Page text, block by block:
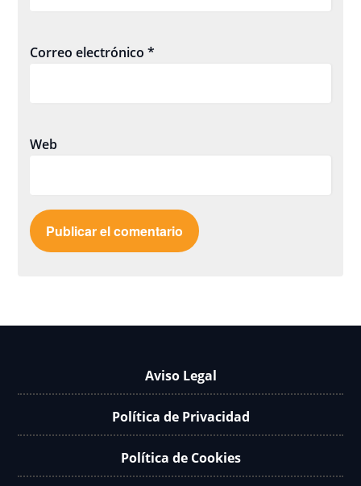
Correo electrónico*
Web
Aviso Legal
Política de Privacidad
Política de Cookies